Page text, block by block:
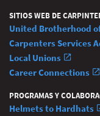
SITIOS WEB DE
United Brotherhood
Carpenters Services
Local Unions
Career Connections
PROGRAMAS Y
Helmets to Hardhats